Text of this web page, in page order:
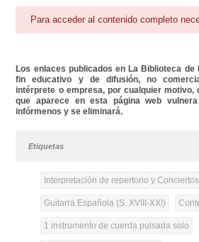
Para acceder al contenido completo
Los enlaces publicados en La Biblioteca de
fin educativo y de difusión, no
intérprete o empresa, por cualquier motivo,
que aparece en esta página web
infórmenos y se eliminará.
Etiquetas
Interpretación de repertorio y Conciertos
Guitarra Española (S. XVIII-XXI)
1 instrumento de cuerda pulsada solo